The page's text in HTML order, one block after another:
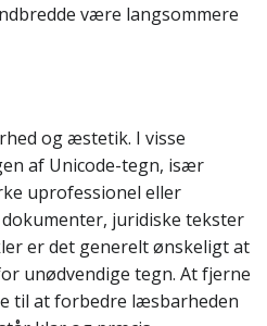
være langsommere
og æstetik. I visse
af Unicode-tegn, især
uprofessionel eller
juridiske tekster
er det generelt ønskeligt at
unødvendige tegn. At fjerne
til at forbedre læsbarheden